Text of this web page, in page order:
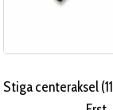
Stiga centeraksel